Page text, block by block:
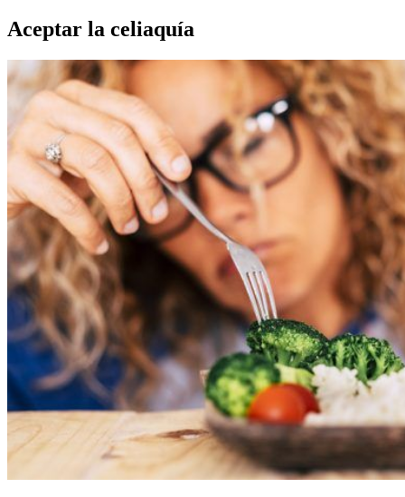
Aceptar la celiaquía